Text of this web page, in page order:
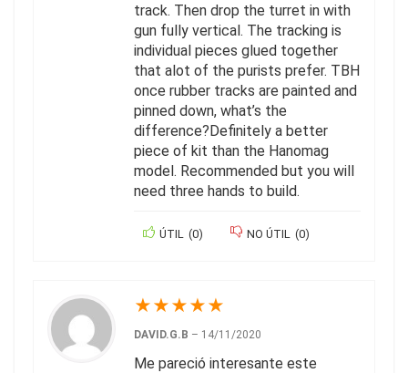
track. Then drop the turret in with
gun fully vertical. The tracking is
individual pieces glued together
that alot of the purists prefer. TBH
once rubber tracks are painted and
pinned down, what’s the
difference?Definitely a better
piece of kit than the Hanomag
model. Recommended but you will
need three hands to build.
ÚTIL (0) NO ÚTIL (0)
★★★★★
DAVID.G.B – 14/11/2020
Me pareció interesante este